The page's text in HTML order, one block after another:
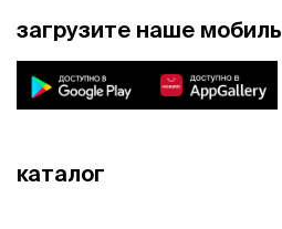
загрузите наше
каталог